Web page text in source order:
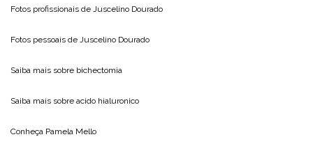
Fotos profissionais de Juscelino Dourado
Fotos pessoais de Juscelino Dourado
Saiba mais sobre bichectomia
Saiba mais sobre acido hialuronico
Conheça Pamela Mello